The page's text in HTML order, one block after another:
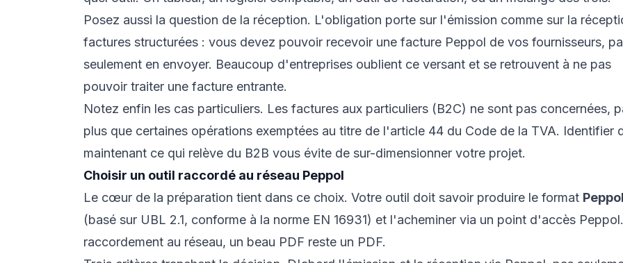
Posez aussi la question de la réception. L'obligation porte sur l'émission comme sur la
factures structurées : vous devez pouvoir recevoir une facture Peppol de vos fournisseurs,
seulement en envoyer. Beaucoup d'entreprises oublient ce versant et se retrouvent à ne pas
pouvoir traiter une facture entrante.
Notez enfin les cas particuliers. Les factures aux particuliers (B2C) ne sont pas concernées,
plus que certaines opérations exemptées au titre de l'article 44 du Code de la TVA. Identifier
maintenant ce qui relève du B2B vous évite de sur-dimensionner votre projet.
Choisir un outil raccordé au réseau Peppol
Le cœur de la préparation tient dans ce choix. Votre outil doit savoir produire le format
(basé sur UBL 2.1, conforme à la norme EN 16931) et l'acheminer via un point d'accès
raccordement au réseau, un beau PDF reste un PDF.